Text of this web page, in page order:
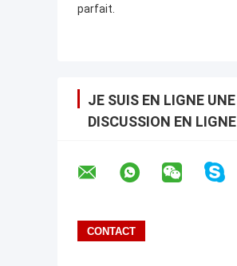
parfait.
JE SUIS EN LIGNE UNE
DISCUSSION EN LIGNE